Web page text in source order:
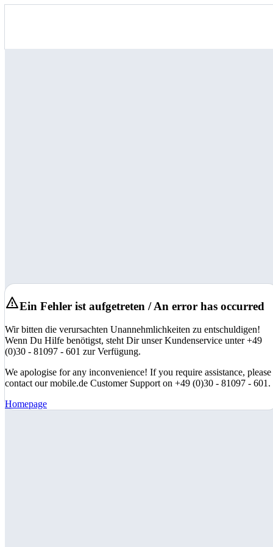
Ein Fehler ist aufgetreten / An error has occurred
Wir bitten die verursachten Unannehmlichkeiten zu entschuldigen!
Wenn Du Hilfe benötigst, steht Dir unser Kundenservice unter +49
(0)30 - 81097 - 601 zur Verfügung.
We apologise for any inconvenience! If you require assistance, please
contact our mobile.de Customer Support on +49 (0)30 - 81097 - 601.
Homepage